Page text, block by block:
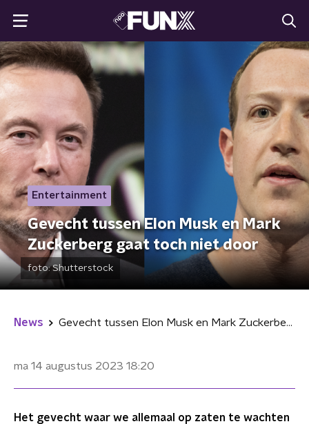
Entertainment
Gevecht tussen Elon Musk en Mark
Zuckerberg gaat toch niet door
foto:Shutterstock
News Gevecht tussen Elon Musk en Mark Zuckerberg gaat toch niet door
ma 14 augustus 2023 18:20
Het gevecht waar we allemaal op zaten te wachten